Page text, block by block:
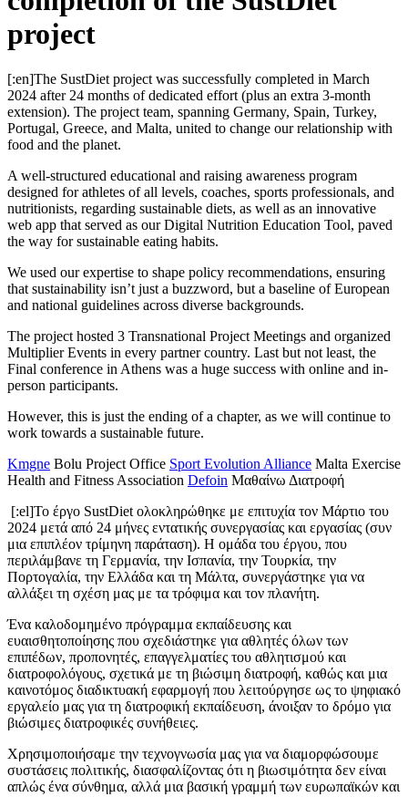
project
[:en]The SustDiet project was successfully completed in March
2024 after 24 months of dedicated effort (plus an extra 3-month
extension). The project team, spanning Germany, Spain, Turkey,
Portugal, Greece, and Malta, united to change our relationship with
food and the planet.
A well-structured educational and raising awareness program
designed for athletes of all levels, coaches, sports professionals, and
nutritionists, regarding sustainable diets, as well as an innovative
web app that served as our Digital Nutrition Education Tool, paved
the way for sustainable eating habits.
We used our expertise to shape policy recommendations, ensuring
that sustainability isn’t just a buzzword, but a baseline of European
and national guidelines across diverse backgrounds.
The project hosted 3 Transnational Project Meetings and organized
Multiplier Events in every partner country. Last but not least, the
Final conference in Athens was a huge success with online and in-
person participants.
However, this is just the ending of a chapter, as we will continue to
work towards a sustainable future.
Kmgne Bolu Project Office Sport Evolution Alliance Malta Exercise
Health and Fitness Association Defoin Μαθαίνω Διατροφή
[:el]Το έργο SustDiet ολοκληρώθηκε με επιτυχία τον Μάρτιο του
2024 μετά από 24 μήνες εντατικής συνεργασίας και εργασίας (συν
μια επιπλέον τρίμηνη παράταση). Η ομάδα του έργου, που
περιλάμβανε τη Γερμανία, την Ισπανία, την Τουρκία, την
Πορτογαλία, την Ελλάδα και τη Μάλτα, συνεργάστηκε για να
αλλάξει τη σχέση μας με τα τρόφιμα και τον πλανήτη.
Ένα καλοδομημένο πρόγραμμα εκπαίδευσης και
ευαισθητοποίησης που σχεδιάστηκε για αθλητές όλων των
επιπέδων, προπονητές, επαγγελματίες του αθλητισμού και
διατροφολόγους, σχετικά με τη βιώσιμη διατροφή, καθώς και μια
καινοτόμος διαδικτυακή εφαρμογή που λειτούργησε ως το ψηφιακό
εργαλείο μας για τη διατροφική εκπαίδευση, άνοιξαν το δρόμο για
βιώσιμες διατροφικές συνήθειες.
Χρησιμοποιήσαμε την τεχνογνωσία μας για να διαμορφώσουμε
συστάσεις πολιτικής, διασφαλίζοντας ότι η βιωσιμότητα δεν είναι
απλώς ένα σύνθημα, αλλά μια βασική γραμμή των ευρωπαϊκών και